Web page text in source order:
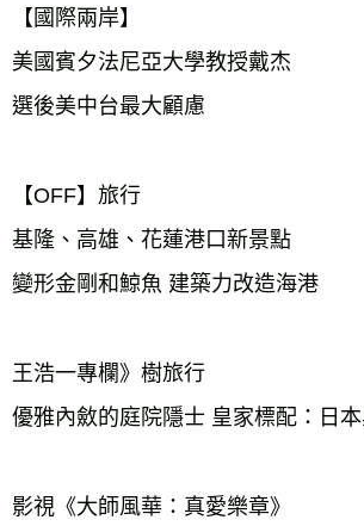
【國際兩岸】
美國賓夕法尼亞大學教授戴杰
選後美中台最大顧慮
【OFF】旅行
基隆、高雄、花蓮港口新景點
變形金剛和鯨魚 建築力改造海港
王浩一專欄》樹旅行
優雅內斂的庭院隱士 皇家標配：日
影視《大師風華：真愛樂章》